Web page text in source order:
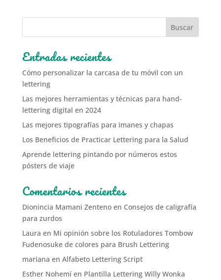
Entradas recientes
Cómo personalizar la carcasa de tu móvil con un
lettering
Las mejores herramientas y técnicas para hand-
lettering digital en 2024
Las mejores tipografías para imanes y chapas
Los Beneficios de Practicar Lettering para la Salud
Aprende lettering pintando por números estos
pósters de viaje
Comentarios recientes
Dionincia Mamani Zentenoen Consejos de caligrafía
para zurdos
Laura en Mi opinión sobre los Rotuladores Tombow
Fudenosuke de colores para Brush Lettering
mariana en Alfabeto Lettering Script
Esther Nohemíen Plantilla Lettering Willy Wonka